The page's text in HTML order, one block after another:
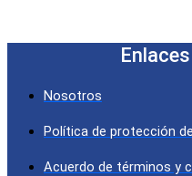
Nosotros
Política de protección
Acuerdo de términos y